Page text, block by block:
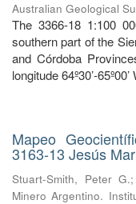
Australian Geological
The 3366-18 1:100
southern part of the
and Córdoba
longitude 64º30’-
Mapeo
3163-13 Jesús
Stuart-Smith, Peter G.;
Minero Argentino.